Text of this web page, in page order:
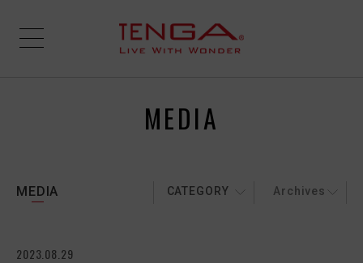
MEDIA
MEDIA CATEGORY Archives
2023.08.29